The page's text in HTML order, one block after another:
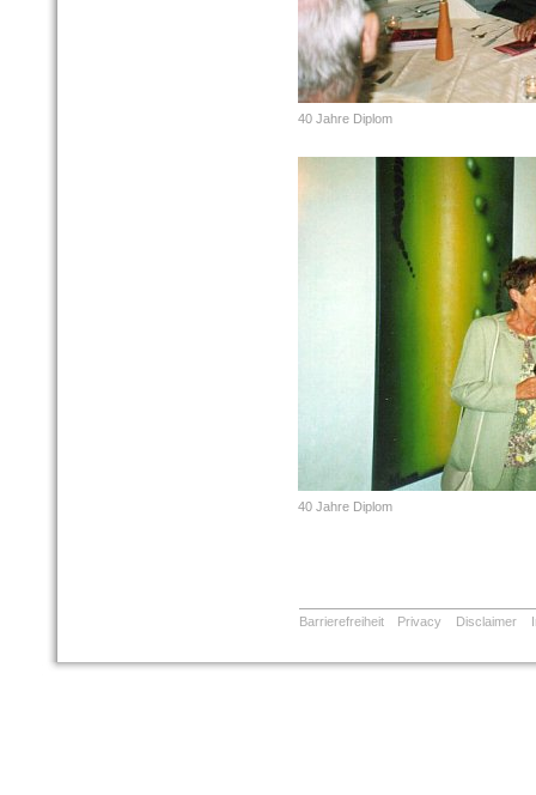
40 Jahre Diplom
40 Jahre Diplom
Barrierefreiheit Privacy Disclaimer